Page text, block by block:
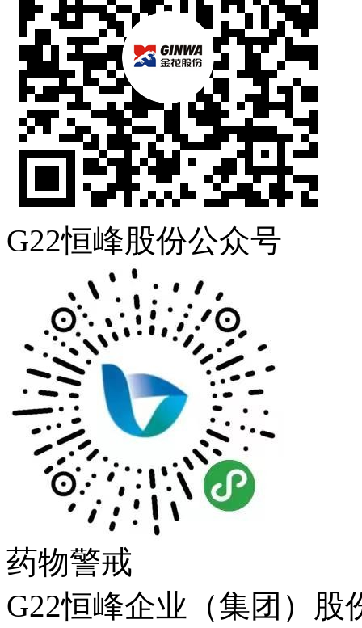
G22恒峰股份公众号
药物警戒
G22恒峰企业（集团）股